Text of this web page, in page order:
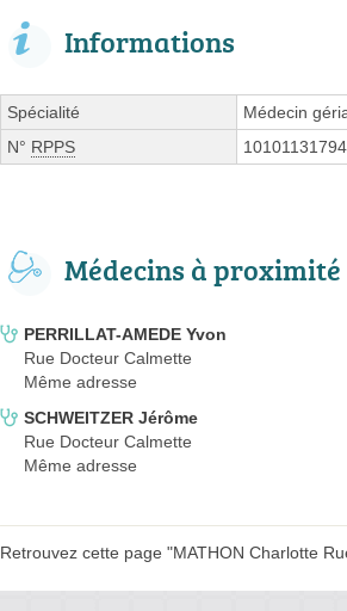
Informations
Spécialité
Médecin
N° RPPS 10101131794
Médecins à proximité
PERRILLAT-AMEDE Yvon
Rue Docteur Calmette
Même adresse
SCHWEITZER Jérôme
Rue Docteur Calmette
Même adresse
Retrouvez cette page "MATHON Charlotte